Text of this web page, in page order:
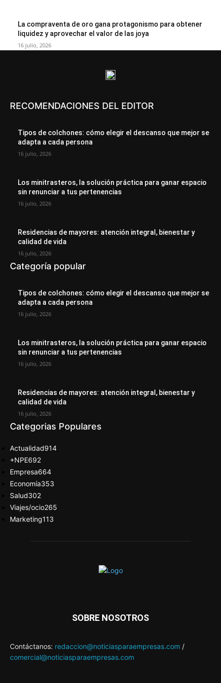
La compraventa de oro gana protagonismo para obtener
liquidez y aprovechar el valor de las joya
16 julio, 2026
RECOMENDACIONES DEL EDITOR
Tipos de colchones: cómo elegir el descanso que mejor se
adapta a cada persona
16 julio, 2026
Los minitrasteros, la solución práctica para ganar espacio
sin renunciar a tus pertenencias
16 julio, 2026
Residencias de mayores: atención integral, bienestar y
calidad de vida
16 julio, 2026
Categoría popular
Tipos de colchones: cómo elegir el descanso que mejor se
adapta a cada persona
16 julio, 2026
Los minitrasteros, la solución práctica para ganar espacio
sin renunciar a tus pertenencias
16 julio, 2026
Residencias de mayores: atención integral, bienestar y
calidad de vida
16 julio, 2026
Categorias Populares
Actualidad914
+NPE692
Empresa664
Economía353
Salud302
Viajes/ocio265
Marketing113
SOBRE NOSOTROS
Contáctanos: redaccion@noticiasparaempresas.com /
comercial@noticiasparaempresas.com